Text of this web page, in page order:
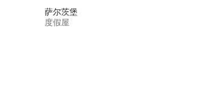
萨尔茨堡
度假屋